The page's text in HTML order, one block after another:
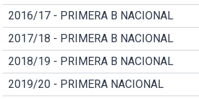
2016/17 - PRIMERA B NACIONAL
2017/18 - PRIMERA B NACIONAL
2018/19 - PRIMERA B NACIONAL
2019/20 - PRIMERA NACIONAL